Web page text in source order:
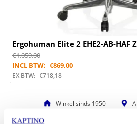
Ergohuman Elite 2 EHE2-AB-HAF
€1.059,00
INCL BTW: €869,00
EX BTW: €718,18
Winkel sinds 1950